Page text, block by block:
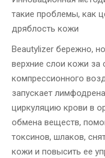
такие проблемы, как
дряблость кожи
Beautylizer бережно,
верхние слои кожи за
компрессионного
запускает
циркуляцию крови в
обмена веществ,
токсинов, шлаков,
кожи и повысить ее